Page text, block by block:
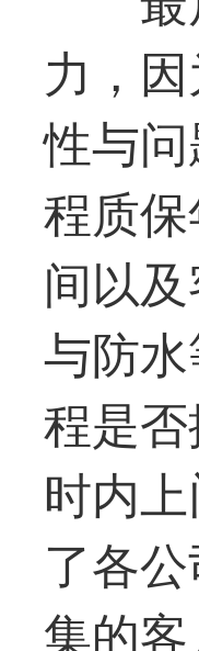
力，
性与
程质
间以
与防
程是
时内
了各
集的